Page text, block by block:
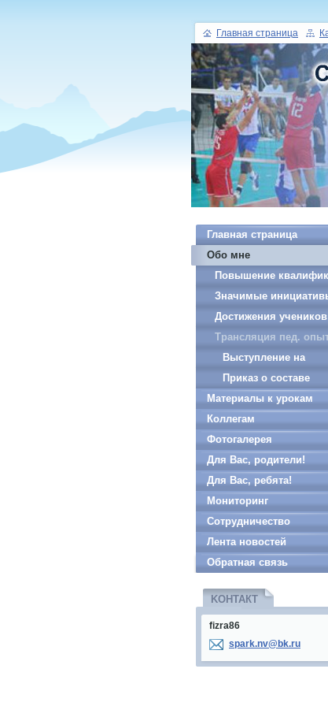
Главная страница
Обо мне
Повышение
Значимые
Достижения учеников
Трансляция пед.
Выступление на
заседании городского
методического
объединения
физического
города
2013-2014 год.
Приказ о составе
муниципальной
предметно-
комиссии для
проведения
этапа всероссийской
олимпиады
2015-2016 учебном
Материалы к урокам
Коллегам
Фотогалерея
Для Вас, родители!
Для Вас, ребята!
Мониторинг
Сотрудничество
Лента новостей
Обратная связь
KOНТАКТ
fizra86
spark.nv@bk.ru
Главная страница